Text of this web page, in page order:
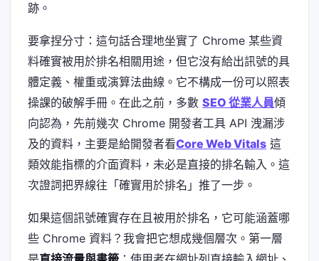
跡。
要拿捏分寸：這句話合理地坐實了 Chrome 某些資
料確實被用於排名相關用途，但它沒有給出訊號的具
體定義、權重或演算法曲線。它不構成一份可以照表
操課的破解手冊。在此之前，多數 SEO 從業人員傾
向認為，先前幾次 Chrome 開發者工具 API 洩漏涉
及的資料，主要是給開發者看Core Web Vitals 這
類效能指標的介面資料，未必是直接的排名輸入。這
次證詞把界線往「確實用於排名」推了一步。
如果這個訊號確實存在且被用於排名，它可能涵蓋哪
些 Chrome 資料？我會把它想成幾個層次。第一層